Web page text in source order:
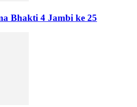
Bhakti 4 Jambi ke 25